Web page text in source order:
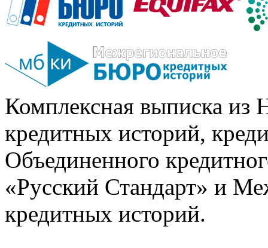
Комплексная выписка из
кредитных историй,
Объединенного
«Русский Стандарт» и
кредитных историй.